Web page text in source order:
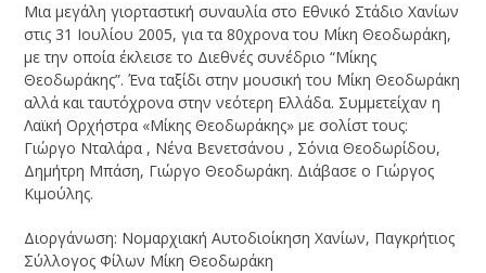
Μια μεγάλη γιορταστική συναυλία στο Εθνικό Στάδιο Χανίων
στις 31 Ιουλίου 2005, για τα 80χρονα του Μίκη Θεοδωράκη,
με την οποία έκλεισε το Διεθνές συνέδριο “Μίκης
Θεοδωράκης”. Ένα ταξίδι στην μουσική του Μίκη Θεοδωράκη
αλλά και ταυτόχρονα στην νεότερη Ελλάδα. Συμμετείχαν η
Λαϊκή Ορχήστρα «Μίκης Θεοδωράκης» με σολίστ τους:
Γιώργο Νταλάρα , Νένα Βενετσάνου , Σόνια Θεοδωρίδου,
Δημήτρη Μπάση, Γιώργο Θεοδωράκη. Διάβασε ο Γιώργος
Κιμούλης.
Διοργάνωση: Νομαρχιακή Αυτοδιοίκηση Χανίων, Παγκρήτιος
Σύλλογος Φίλων Μίκη Θεοδωράκη